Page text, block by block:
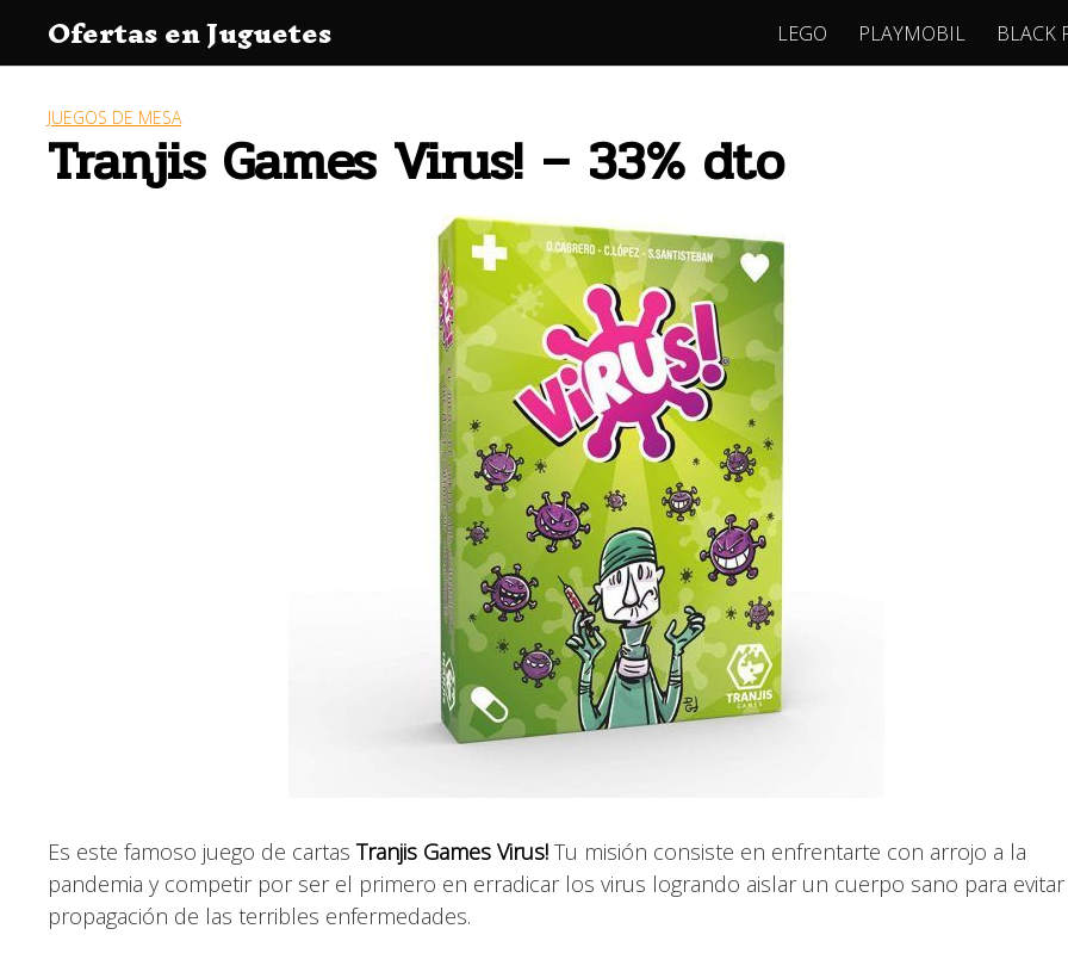
contenido
Ofertas en Juguetes LEGO PLAYMOBIL BLACK
JUEGOS DE MESA
Tranjis Games Virus! – 33% dto
Es este famoso juego de cartas Tranjis Games Virus! Tu misión consiste en enfrentarte con arrojo a la
pandemia y competir por ser el primero en erradicar los virus logrando aislar un cuerpo sano para
propagación de las terribles enfermedades.